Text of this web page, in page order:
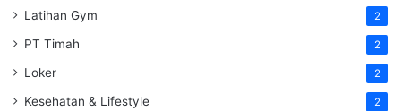
Latihan Gym 2
PT Timah 2
Loker 2
Kesehatan & Lifestyle 2